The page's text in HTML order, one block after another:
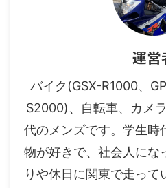
運営
バイク(GSX-R1000、
S2000)、自転車、カメ
代のメンズです。学生時
物が好きで、社会人にな
りや休日に関東で走って